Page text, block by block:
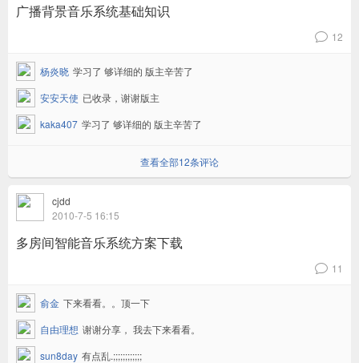
广播背景音乐系统基础知识
v 12
杨炎晓 学习了 够详细的 版主辛苦了
安安天使 已收录，谢谢版主
kaka407 学习了 够详细的 版主辛苦了
查看全部12条评论
cjdd
2010-7-5 16:15
多房间智能音乐系统方案下载
v 11
俞金 下来看看。。顶一下
自由理想 谢谢分享， 我去下来看看。
sun8day 有点乱.;;;;;;;;;;;;